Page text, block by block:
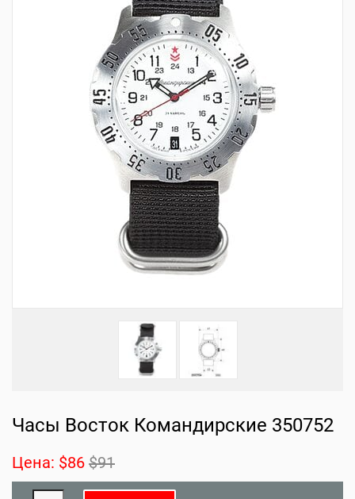
Часы Восток Командирские 350752
Цена: $86 $91